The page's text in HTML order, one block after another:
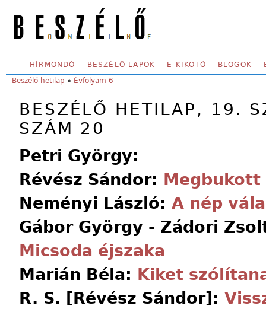
SECONDARY MENU
HÍRMONDÓ BESZÉLŐ LAPOK E-KIKÖTŐ BLOGOK
YOU ARE HERE:
Beszélő hetilap » Évfolyam 6
BESZÉLŐ HETILAP, 19.
SZÁM 20
Petri György:
Révész Sándor: Megbukott
Neményi László: A nép
Gábor György - Zádori
Micsoda éjszaka
Marián Béla: Kiket
R. S. [Révész Sándor]: